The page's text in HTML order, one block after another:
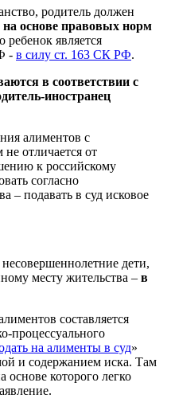
родитель должен
на основе правовых норм
ребенок является
- в силу ст. 163 СК РФ.
в соответствии с
иностранец
алиментов с
отличается от
к российскому
согласно
– подавать в суд исковое
дети,
месту жительства – в
составляется
процессуального
на алименты в суд»
и содержанием иска. Там
основе которого легко